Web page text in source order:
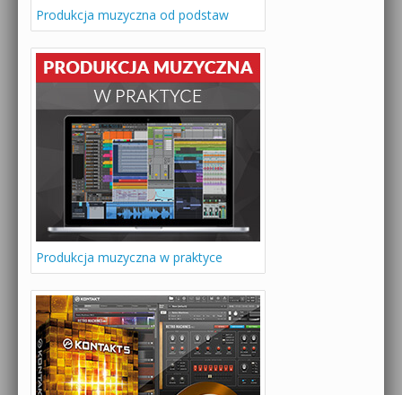
Produkcja muzyczna od podstaw
Produkcja muzyczna w praktyce